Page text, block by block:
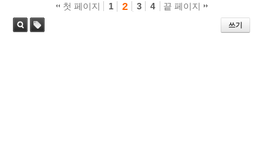
첫 페이지 1 2 3 4 끝 페이지
쓰기